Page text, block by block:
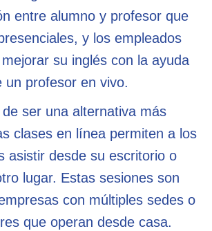
entre alumno y profesor que
y los empleados
su inglés con la ayuda
un profesor en vivo.
ser una alternativa más
clases en línea permiten a los
asistir desde su escritorio o
lugar. Estas sesiones son
con múltiples sedes o
que operan desde casa.